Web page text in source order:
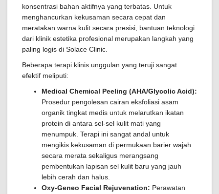
konsentrasi bahan aktifnya yang terbatas. Untuk
menghancurkan kekusaman secara cepat dan
meratakan warna kulit secara presisi, bantuan teknologi
dari klinik estetika profesional merupakan langkah yang
paling logis di Solace Clinic.
Beberapa terapi klinis unggulan yang teruji sangat
efektif meliputi:
Medical Chemical Peeling (AHA/Glycolic Acid):
Prosedur pengolesan cairan eksfoliasi asam
organik tingkat medis untuk melarutkan ikatan
protein di antara sel-sel kulit mati yang
menumpuk. Terapi ini sangat andal untuk
mengikis kekusaman di permukaan barier wajah
secara merata sekaligus merangsang
pembentukan lapisan sel kulit baru yang jauh
lebih cerah dan halus.
Oxy-Geneo Facial Rejuvenation: Perawatan